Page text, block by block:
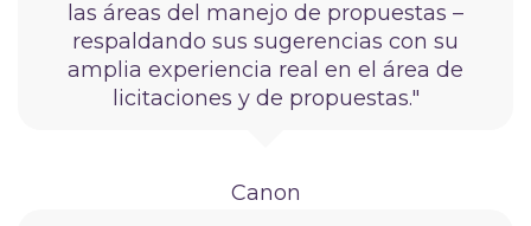
las áreas del manejo de propuestas –
respaldando sus sugerencias con su
amplia experiencia real en el área de
licitaciones y de propuestas."
Canon